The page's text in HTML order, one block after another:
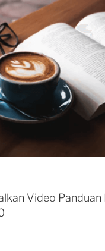
Video Panduan